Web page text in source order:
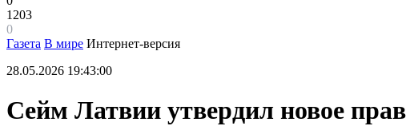
1203
0
Газета В мире Интернет-версия
28.05.2026 19:43:00
Сейм Латвии утвердил новое